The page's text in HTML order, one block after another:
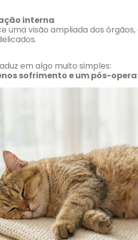
interna
uma visão ampliada dos
em algo muito simples:
sofrimento e um pós-